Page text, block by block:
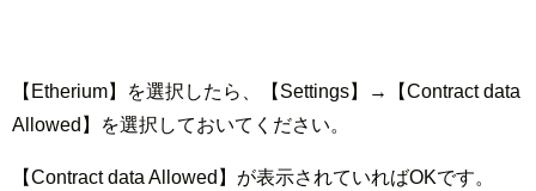
【Etherium】を選択したら、【Settings】→【Contract data
Allowed】を選択しておいてください。
【Contract data Allowed】が表示されていればOKです。